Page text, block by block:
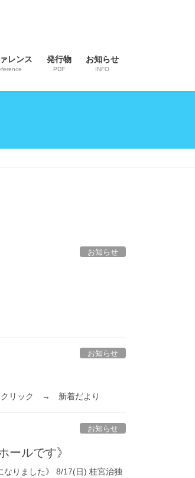
レンス 発行物
PDF
お知らせ
INFO
お知らせ
お知らせ
クリック → 新着だより
お知らせ
ールです》
なりました》 8/17(日) 桂宮治独